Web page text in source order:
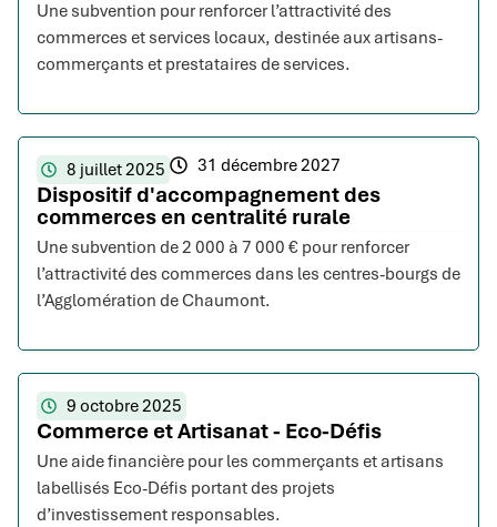
Une subvention pour renforcer l’attractivité des
commerces et services locaux, destinée aux artisans-
commerçants et prestataires de services.
8 juillet 2025 31 décembre 2027
Dispositif d'accompagnement des
commerces en centralité rurale
Une subvention de 2 000 à 7 000 € pour renforcer
l’attractivité des commerces dans les centres-bourgs de
l’Agglomération de Chaumont.
9 octobre 2025
Commerce et Artisanat - Eco-Défis
Une aide financière pour les commerçants et artisans
labellisés Eco-Défis portant des projets
d’investissement responsables.